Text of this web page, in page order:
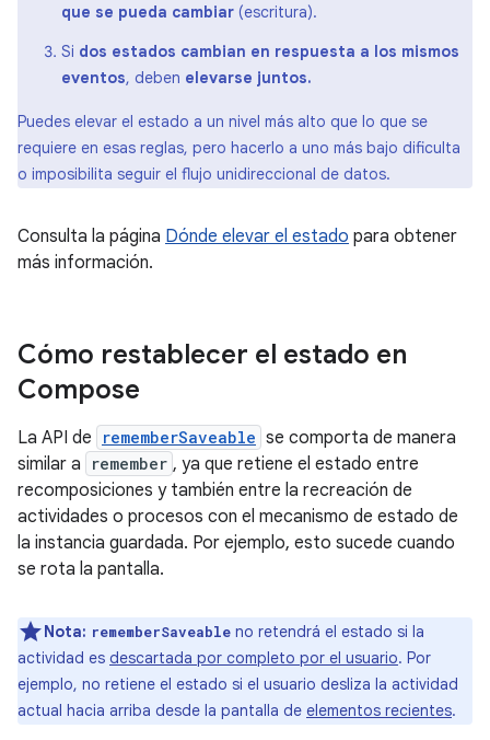
que se pueda cambiar (escritura).
Si dos estados cambian en respuesta a los mismos
eventos, deben elevarse juntos.
Puedes elevar el estado a un nivel más alto que lo que se
requiere en esas reglas, pero hacerlo a uno más bajo dificulta
o imposibilita seguir el flujo unidireccional de datos.
Consulta la página Dónde elevar el estado para obtener
más información.
Cómo restablecer el estado en
Compose
La API de rememberSaveable se comporta de manera
similar a
remember , ya que retiene el estado entre
recomposiciones y también entre la recreación de
actividades o procesos con el mecanismo de estado de
la instancia guardada. Por ejemplo, esto sucede cuando
se rota la pantalla.
Nota: rememberSaveable no retendrá el estado si la
actividad es descartada por completo por el usuario. Por
ejemplo, no retiene el estado si el usuario desliza la actividad
actual hacia arriba desde la pantalla de elementos recientes.